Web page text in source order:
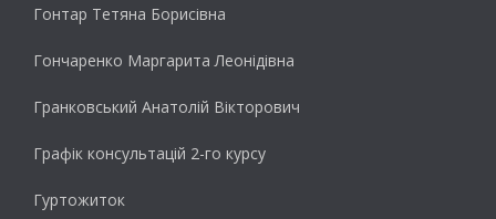
Гонтар Тетяна Борисівна
Гончаренко Маргарита Леонідівна
Гранковський Анатолій Вікторович
Графік консультацій 2-го курсу
Гуртожиток